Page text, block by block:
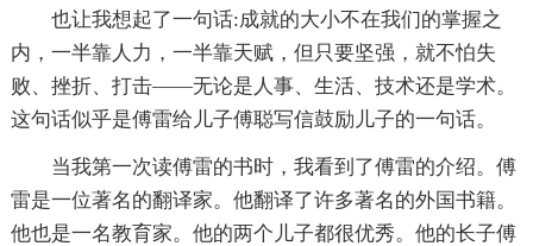
也让我想起了一句话:成就的大小不在我们的掌握之
内，一半靠人力，一半靠天赋，但只要坚强，就不怕失
败、挫折、打击——无论是人事、生活、技术还是学术。
这句话似乎是傅雷给儿子傅聪写信鼓励儿子的一句话。
当我第一次读傅雷的书时，我看到了傅雷的介绍。傅
雷是一位著名的翻译家。他翻译了许多著名的外国书籍。
他也是一名教育家。他的两个儿子都很优秀。他的长子傅